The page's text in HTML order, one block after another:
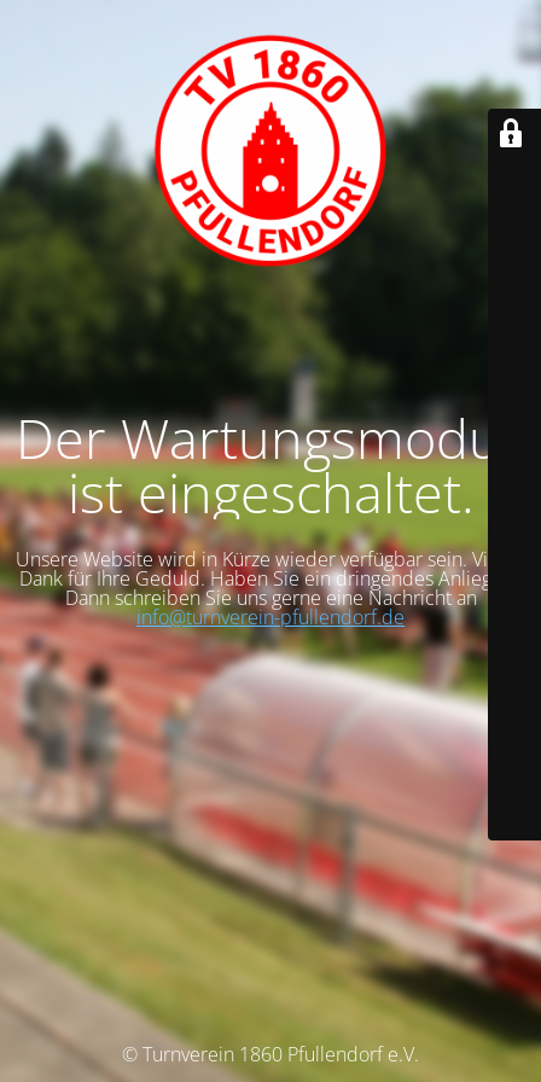
Der Wartungsmodus
ist eingeschaltet.
Unsere Website wird in Kürze wieder verfügbar sein. Vielen
Dank für Ihre Geduld. Haben Sie ein dringendes Anliegen?
Dann schreiben Sie uns gerne eine Nachricht an
info@turnverein-pfullendorf.de
© Turnverein 1860 Pfullendorf e.V.